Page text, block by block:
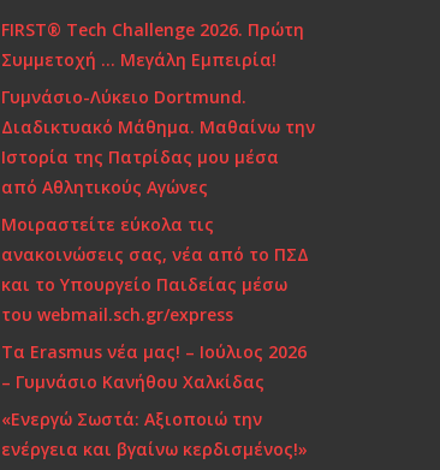
FIRST® Tech Challenge 2026. Πρώτη
Συμμετοχή … Μεγάλη Εμπειρία!
Γυμνάσιο-Λύκειο Dortmund.
Διαδικτυακό Μάθημα. Μαθαίνω την
Ιστορία της Πατρίδας μου μέσα
από Αθλητικούς Αγώνες
Μοιραστείτε εύκολα τις
ανακοινώσεις σας, νέα από το ΠΣΔ
και το Υπουργείο Παιδείας μέσω
του webmail.sch.gr/express
Τα Erasmus νέα μας! – Ιούλιος 2026
– Γυμνάσιο Κανήθου Χαλκίδας
«Ενεργώ Σωστά: Αξιοποιώ την
ενέργεια και βγαίνω κερδισμένος!»